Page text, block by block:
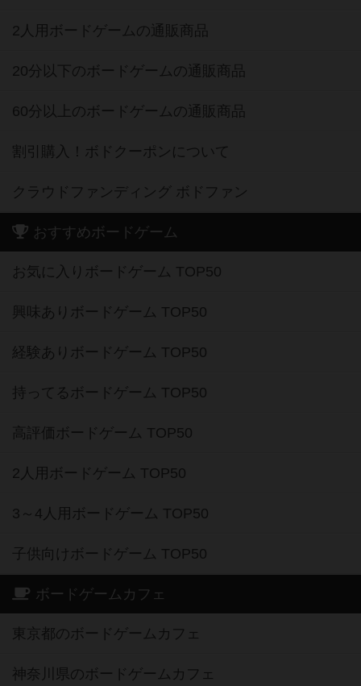
2人用ボードゲームの通販商品
20分以下のボードゲームの通販商品
60分以上のボードゲームの通販商品
割引購入！ボドクーポンについて
クラウドファンディング ボドファン
おすすめボードゲーム
お気に入りボードゲーム TOP50
興味ありボードゲーム TOP50
経験ありボードゲーム TOP50
持ってるボードゲーム TOP50
高評価ボードゲーム TOP50
2人用ボードゲーム TOP50
3～4人用ボードゲーム TOP50
子供向けボードゲーム TOP50
ボードゲームカフェ
東京都のボードゲームカフェ
神奈川県のボードゲームカフェ